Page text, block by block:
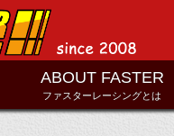
ABOUT FASTER
ファスターレーシングとは